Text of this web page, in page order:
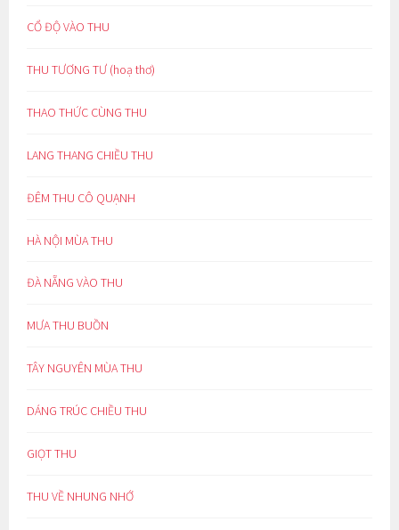
CỔ ĐỘ VÀO THU
THU TƯƠNG TƯ (hoạ thơ)
THAO THỨC CÙNG THU
LANG THANG CHIỀU THU
ĐÊM THU CÔ QUẠNH
HÀ NỘI MÙA THU
ĐÀ NẴNG VÀO THU
MƯA THU BUỒN
TÂY NGUYÊN MÙA THU
DÁNG TRÚC CHIỀU THU
GIỌT THU
THU VỀ NHUNG NHỚ